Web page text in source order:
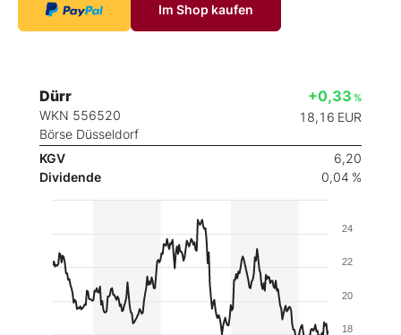
Im Shop kaufen
Dürr
WKN 556520
Börse Düsseldorf
+0,33 %
18,16 EUR
KGV
6,20
Dividende
0,04 %
18
20
22
24